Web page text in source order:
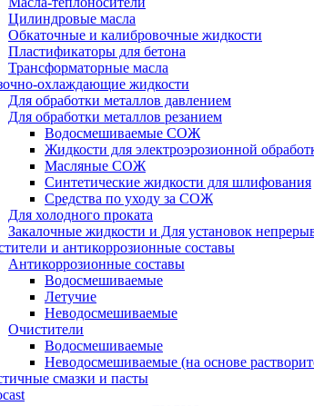
Цилиндровые масла
Обкаточные и калибровочные жидкости
Пластификаторы для бетона
Трансформаторные масла
охлаждающие жидкости
Для обработки металлов давлением
Для обработки металлов резанием
Водосмешиваемые СОЖ
Жидкости для электроэрозионной
Масляные СОЖ
Синтетические жидкости для шлифования
Средства по уходу за СОЖ
Для холодного проката
Закалочные жидкости и Для установок
и антикоррозионные составы
Антикоррозионные составы
Водосмешиваемые
Летучие
Неводосмешиваемые
Очистители
Водосмешиваемые
Неводосмешиваемые (на основе
смазки и пасты